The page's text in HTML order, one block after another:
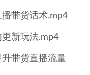
带货话术.mp4
新玩法.mp4
带货直播流量